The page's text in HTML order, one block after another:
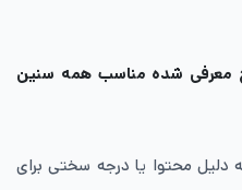
معرفی شده مناسب همه سنین
دلیل محتوا یا درجه سختی برای